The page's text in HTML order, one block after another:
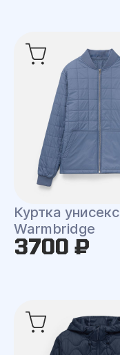
Куртка унисекс
Warmbridge
3700 ₽